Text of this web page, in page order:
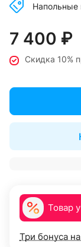
Напольные
7 400 ₽
Скидка 10%
Товар
Три бонуса